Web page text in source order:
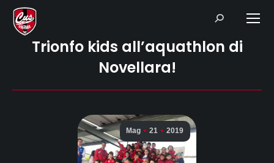
Search:
Trionfo kids all’aquathlon di
Novellara!
Mag 21 2019